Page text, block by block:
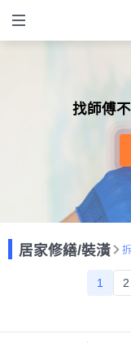
找師傅
居家修繕/裝潢
1 2